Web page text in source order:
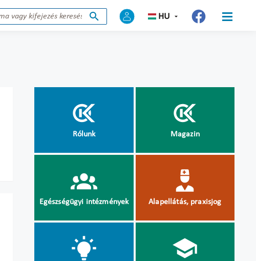
HU
Rólunk Magazin
Egészségügyi intézmények Alapellátás, praxisjog